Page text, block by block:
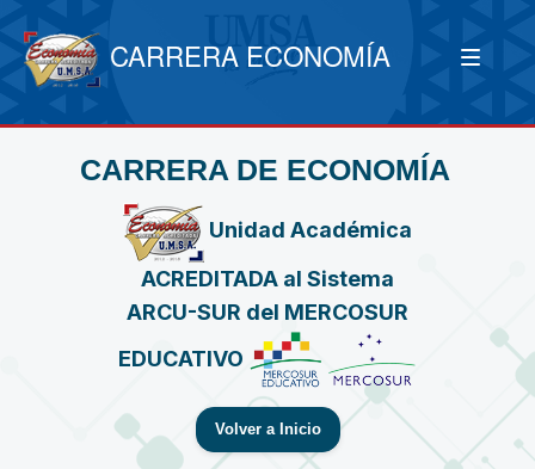
CARRERA ECONOMÍA
CARRERA DE ECONOMÍA
Unidad Académica
ACREDITADA al Sistema
ARCU-SUR del MERCOSUR
EDUCATIVO
Volver a Inicio